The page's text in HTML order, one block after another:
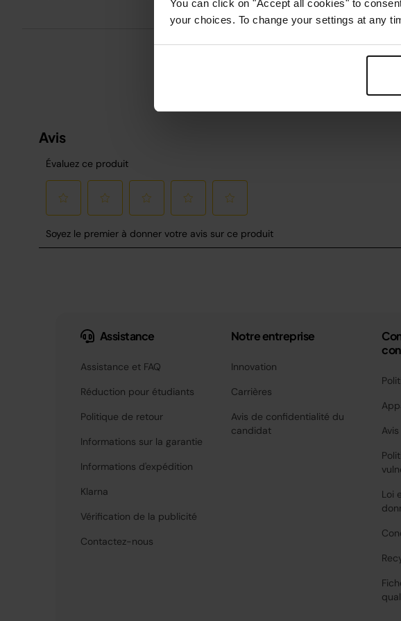
You can click on "Accept all cookies" to
your choices. To change your settings at any
Servez dans
Assistance
Assistance et FAQ
Réduction pour étudiants
Politique de retour
Informations sur la garantie
Informations d'expédition
Klarna
Vérification de la publicité
Contactez-nous
Notre entreprise
Innovation
Carrières
Avis de confidentialité du
candidat
Loi